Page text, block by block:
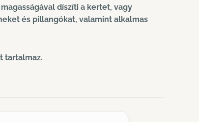
díszíti a kertet, vagy
és pillangókat, valamint alkalmas
tartalmaz.